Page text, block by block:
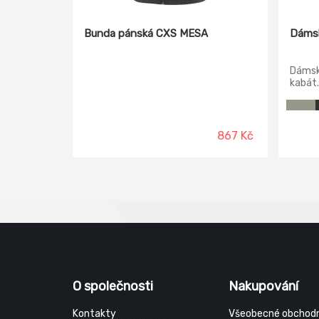
Bunda pánská CXS MESA
867 Kč
kabát.
O společnosti
Kontakty
Nakupování
Všeobecné